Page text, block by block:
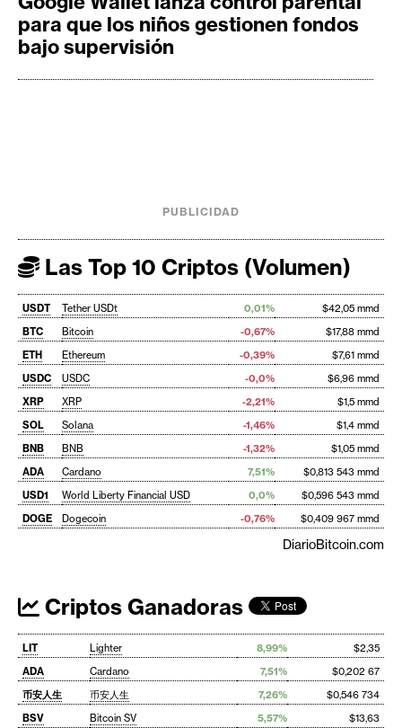
para que los niños gestionen fondos
bajo supervisión
PUBLICIDAD
Las Top 10 Criptos (Volumen)
USDT Tether USDt 0,01%
$42,05 mmd
BTC
Bitcoin -0,67%
$17,88 mmd
ETH
Ethereum -0,39%
$7,61 mmd
USDC
USDC -0,0%
$6,96 mmd
XRP
XRP -2,21%
$1,5 mmd
SOL
Solana -1,46%
$1,4 mmd
BNB
BNB -1,32%
$1,05 mmd
ADA
Cardano 7,51%
$0,813 543 mmd
USD1
World Liberty Financial USD 0,0%
$0,596 543 mmd
DOGE
Dogecoin -0,76% $0,409 967 mmd
DiarioBitcoin.com
Criptos Ganadoras
LIT Lighter 8,99%
$2,35
ADA
Cardano 7,51%
$0,202 67
币安人生
币安人生 7,26%
$0,546 734
BSV
Bitcoin SV 5,57%
$13,63